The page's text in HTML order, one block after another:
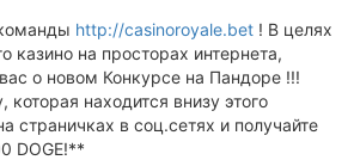
http://casinoroyale.bet ! В целях
казино на просторах интернета,
о новом Конкурсе на Пандоре !!!
находится внизу этого
страничках в соц.сетях и получайте
DOGE!**